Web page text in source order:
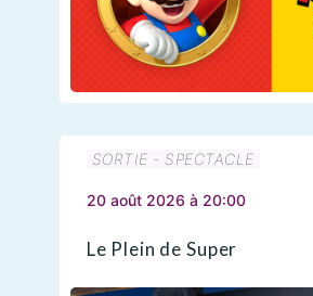
SORTIE - SPECTACLE
20 août 2026 à 20:00
Le Plein de Super